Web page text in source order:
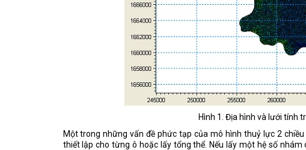
Hình 1. Địa hình và lưới tính
Một trong những vấn đề phức tạp của mô hình thuỷ lực 2
thiết lập cho từng ô hoặc lấy tổng thể. Nếu lấy một hệ số